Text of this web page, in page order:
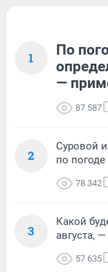
1
По
—
87 587
2
Суровой
по
78 342
3
Какой
августа,
57 635